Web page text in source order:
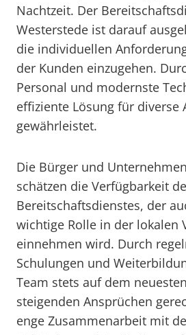
Nachtzeit. Der
Westerstede ist darauf
die individuellen
der Kunden einzugehen.
Personal und modernste
effiziente Lösung für diverse
gewährleistet.
Die Bürger und
schätzen die Verfügbarkeit
Bereitschaftsdienstes, der
wichtige Rolle in der lokalen
einnehmen wird. Durch
Schulungen und
Team stets auf dem
steigenden Ansprüchen
enge Zusammenarbeit mit